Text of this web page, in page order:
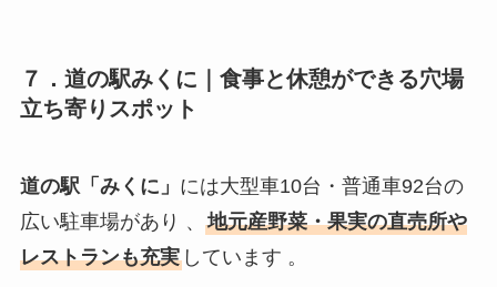
７． 道の駅みくに｜ 食事と休憩ができる穴場
立ち寄りスポット
道の駅「みくに」 には大型車10台・普通車92台の
広い駐車場があり 、 地元産野菜・果実の直売所や
レストランも充実しています 。